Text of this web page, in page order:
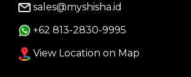
sales@myshisha.id
+62 813-2830-9995
View Location on Map